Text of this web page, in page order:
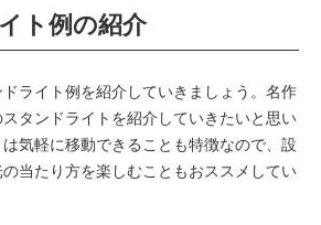
ト例の紹介
ライト例を紹介していきましょう。名作
タンドライトを紹介していきたいと思い
気軽に移動できることも特徴なので、設
当たり方を楽しむこともおススメしてい